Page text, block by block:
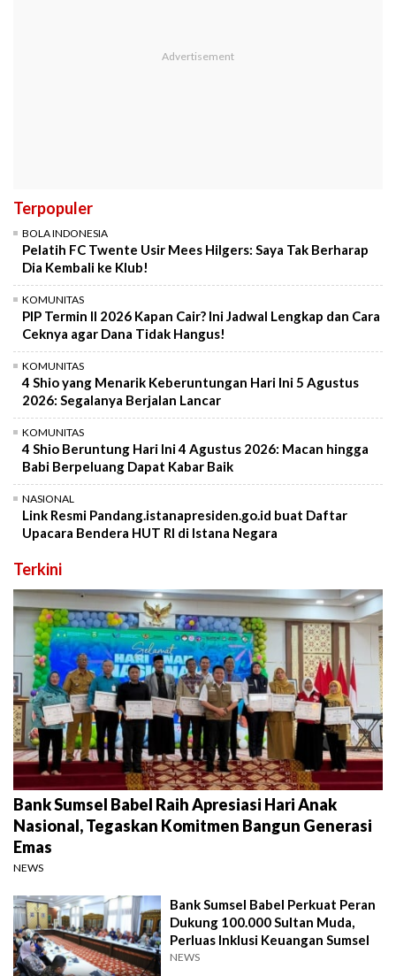
Terpopuler
BOLA INDONESIA
Pelatih FC Twente Usir Mees Hilgers: Saya Tak Berharap
Dia Kembali ke Klub!
KOMUNITAS
PIP Termin II 2026 Kapan Cair? Ini Jadwal Lengkap dan Cara
Ceknya agar Dana Tidak Hangus!
KOMUNITAS
4 Shio yang Menarik Keberuntungan Hari Ini 5 Agustus
2026: Segalanya Berjalan Lancar
KOMUNITAS
4 Shio Beruntung Hari Ini 4 Agustus 2026: Macan hingga
Babi Berpeluang Dapat Kabar Baik
NASIONAL
Link Resmi Pandang.istanapresiden.go.id buat Daftar
Upacara Bendera HUT RI di Istana Negara
Terkini
Bank Sumsel Babel Raih Apresiasi Hari Anak
Nasional, Tegaskan Komitmen Bangun Generasi
Emas
NEWS
Bank Sumsel Babel Perkuat Peran
Dukung 100.000 Sultan Muda,
Perluas Inklusi Keuangan Sumsel
NEWS